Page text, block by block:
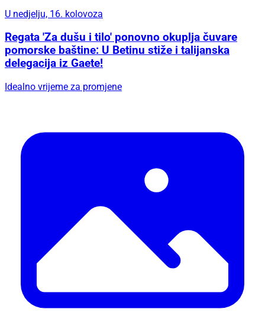
U nedjelju, 16. kolovoza
Regata 'Za dušu i tilo' ponovno okuplja čuvare
pomorske baštine: U Betinu stiže i talijanska
delegacija iz Gaete!
Idealno vrijeme za promjene